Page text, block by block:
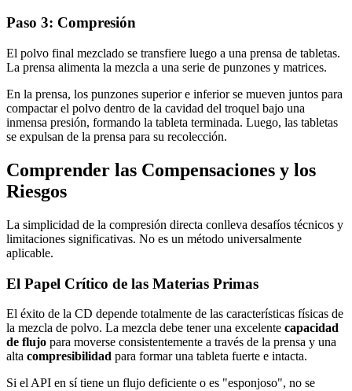
Paso 3: Compresión
El polvo final mezclado se transfiere luego a una prensa de tabletas.
La prensa alimenta la mezcla a una serie de punzones y matrices.
En la prensa, los punzones superior e inferior se mueven juntos para
compactar el polvo dentro de la cavidad del troquel bajo una
inmensa presión, formando la tableta terminada. Luego, las tabletas
se expulsan de la prensa para su recolección.
Comprender las Compensaciones y los
Riesgos
La simplicidad de la compresión directa conlleva desafíos técnicos y
limitaciones significativas. No es un método universalmente
aplicable.
El Papel Crítico de las Materias Primas
El éxito de la CD depende totalmente de las características físicas de
la mezcla de polvo. La mezcla debe tener una excelente capacidad
de flujo para moverse consistentemente a través de la prensa y una
alta compresibilidad para formar una tableta fuerte e intacta.
Si el API en sí tiene un flujo deficiente o es "esponjoso", no se